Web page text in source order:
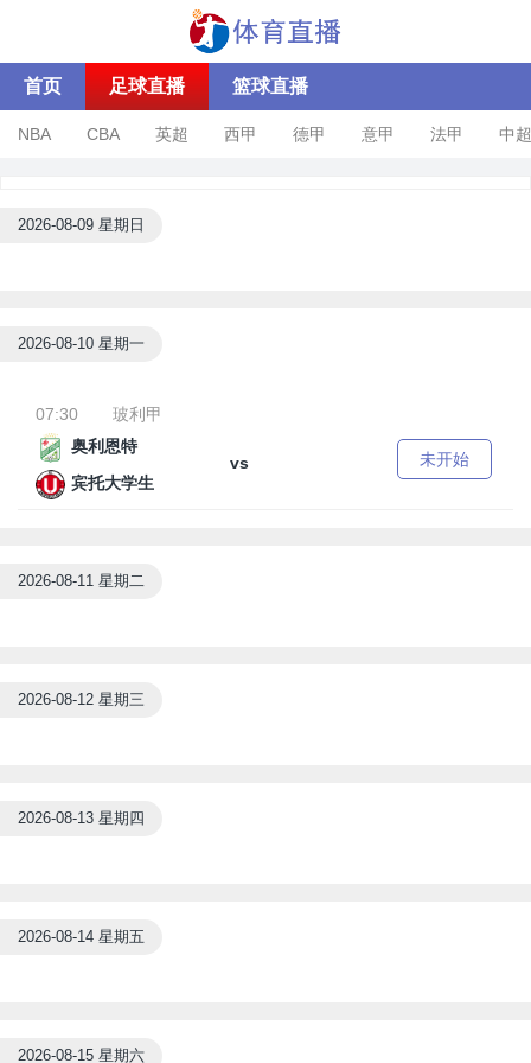
首页 足球直播 篮球直播
NBA CBA 英超 西甲 德甲 意甲 法甲 中超
2026-08-09 星期日
2026-08-10 星期一
07:30
玻利甲
奥利恩特
vs
宾托大学生
未开始
2026-08-11 星期二
2026-08-12 星期三
2026-08-13 星期四
2026-08-14 星期五
2026-08-15 星期六